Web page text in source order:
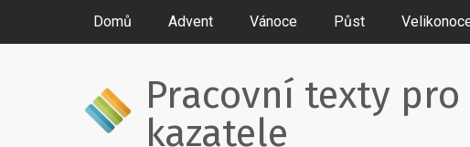
Domů Advent Vánoce Půst
Pracovní texty pro
kazatele